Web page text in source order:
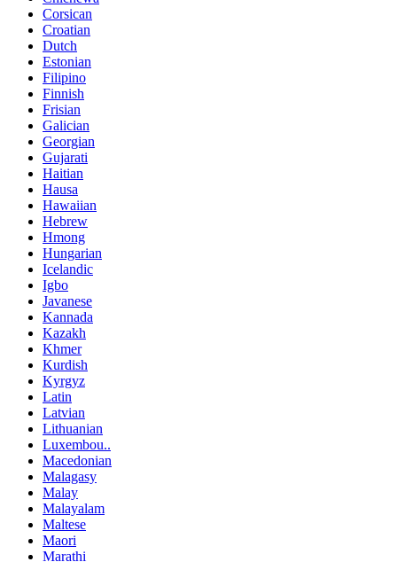
Corsican
Croatian
Dutch
Estonian
Filipino
Finnish
Frisian
Galician
Georgian
Gujarati
Haitian
Hausa
Hawaiian
Hebrew
Hmong
Hungarian
Icelandic
Igbo
Javanese
Kannada
Kazakh
Khmer
Kurdish
Kyrgyz
Latin
Latvian
Lithuanian
Luxembou..
Macedonian
Malagasy
Malay
Malayalam
Maltese
Maori
Marathi